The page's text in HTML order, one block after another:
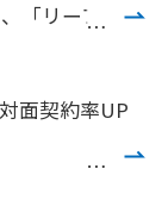
「リーフレッ
ス概要」を掲
面契約率UP